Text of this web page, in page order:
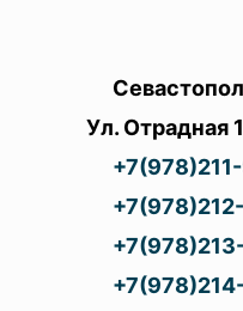
Ул. Отрадная